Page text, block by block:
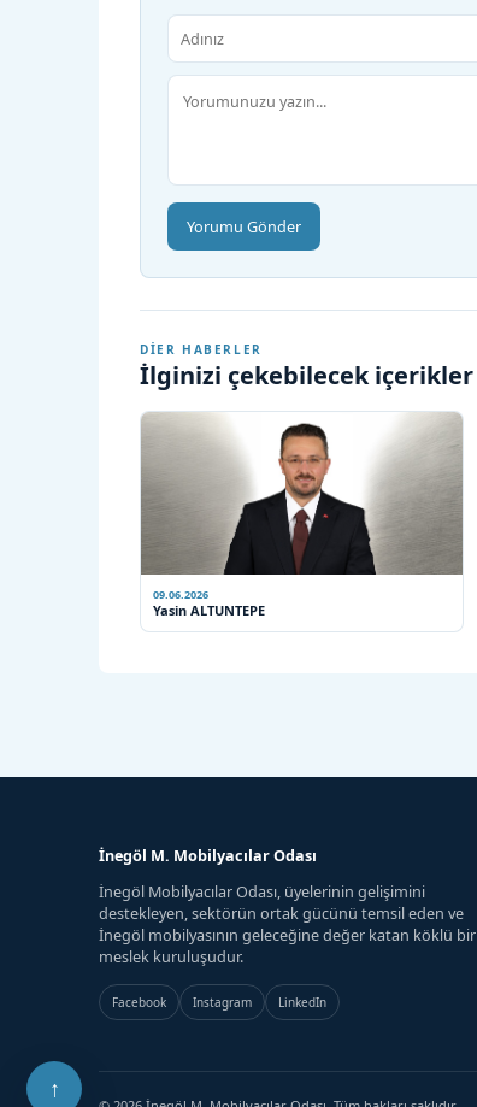
Yorumu Gönder
DIER HABERLER
İlginizi çekebilecek içerikler
09.06.2026
Yasin ALTUNTEPE
İnegöl M. Mobilyacılar Odası
İnegöl Mobilyacılar Odası, üyelerinin gelişimini
destekleyen, sektörün ortak gücünü temsil eden ve
İnegöl mobilyasının geleceğine değer katan köklü bir
meslek kuruluşudur.
Facebook Instagram LinkedIn